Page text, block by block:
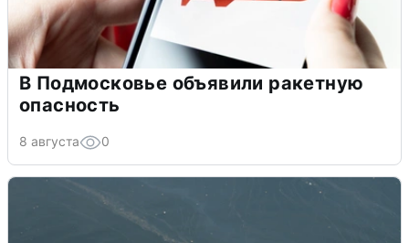
В Подмосковье объявили ракетную
опасность
8 августа 0